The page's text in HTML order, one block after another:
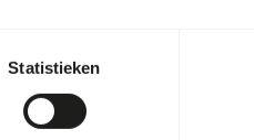
Statistieken